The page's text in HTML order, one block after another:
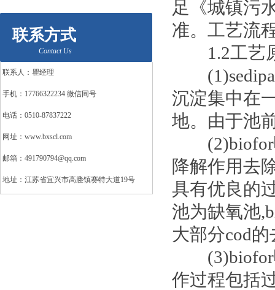
联系方式
Contact Us
联系人：瞿经理
手机：17766322234 微信同号
电话：0510-87837222
网址：www.bxscl.com
邮箱：491790794@qq.com
地址：江苏省宜兴市高塍镇赛特大道19号
足《城镇污
准。工艺流
1.2工艺
(1)sedipac
沉淀集中在
地。由于池
(2)biofor
降解作用去
具有优良的
池为缺氧池
大部分cod
(3)biofor
作过程包括